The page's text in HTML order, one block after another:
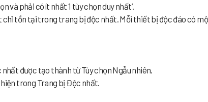
và phải có ít nhất 1 tùy chọn duy nhất’.
tồn tại trong trang bị độc nhất. Mỗi thiết bị độc đáo có
được tạo thành từ Tùy chọn Ngẫu nhiên.
trong Trang bị Độc nhất.